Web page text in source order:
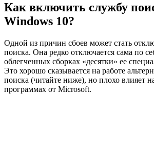
Как включить службу
Windows 10?
Одной из причин сбоев может стать
поиска. Она редко отключается сама по
облегченных сборках «десятки» ее
Это хорошо сказывается на работе
поиска (читайте ниже), но плохо влияет
программах от Microsoft.